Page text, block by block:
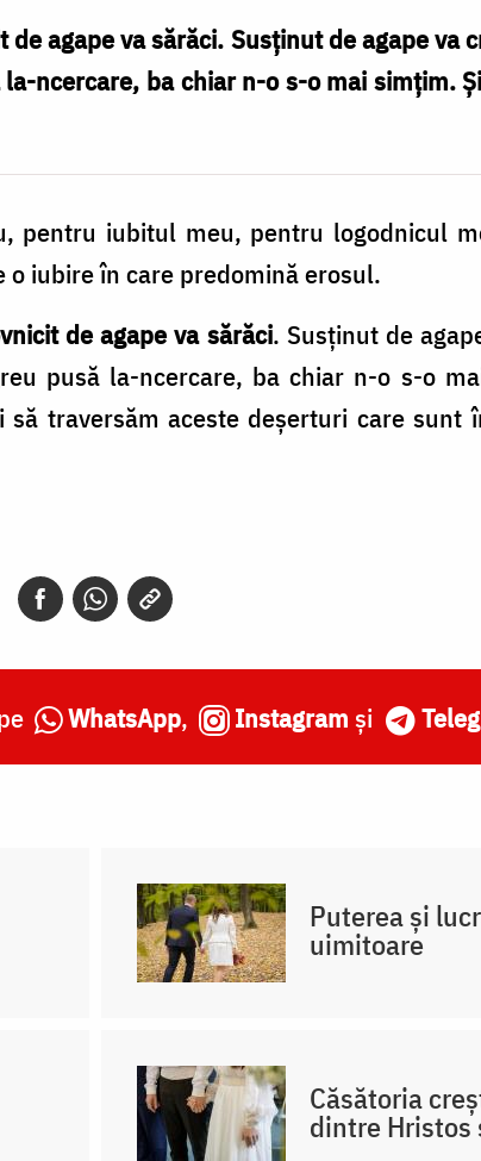
agape va sărăci. Susținut de agape va
ncercare, ba chiar n-o s-o mai simțim.
pentru iubitul meu, pentru logodnicul
iubire în care predomină erosul.
de agape va sărăci. Susținut de
pusă la-ncercare, ba chiar n-o s-o
traversăm aceste deșerturi care sunt
WhatsApp, Instagram și
Puterea și
uimitoare
Căsătoria
dintre Hristos